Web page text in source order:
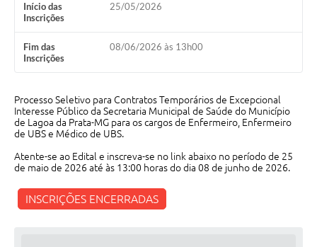
Legislação
Termos de Uso & Política de Privacidade
Início das
Inscrições
25/05/2026
Fim das
Inscrições
08/06/2026 às 13h00
Processo Seletivo para Contratos Temporários de Excepcional
Interesse Público da Secretaria Municipal de Saúde do Município
de Lagoa da Prata-MG para os cargos de Enfermeiro, Enfermeiro
de UBS e Médico de UBS.
Atente-se ao Edital e inscreva-se no link abaixo no período de 25
de maio de 2026 até às 13:00 horas do dia 08 de junho de 2026.
INSCRIÇÕES ENCERRADAS